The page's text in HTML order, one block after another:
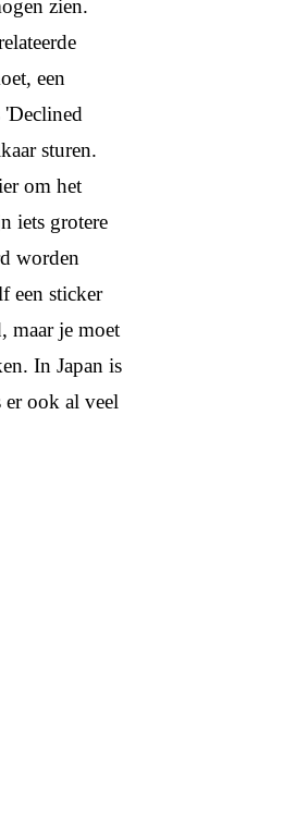
zien.
een
sturen.
om het
iets grotere
worden
een sticker
maar je moet
In Japan is
er ook al veel